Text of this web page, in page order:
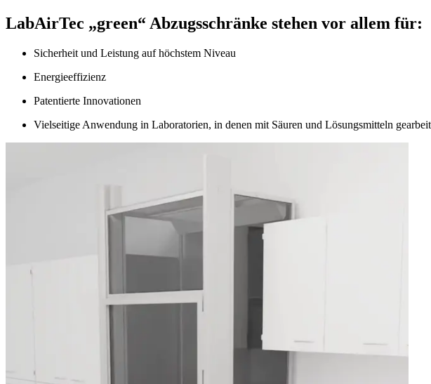
LabAirTec „green“ Abzugsschränke stehen vor allem für:
Sicherheit und Leistung auf höchstem Niveau
Energieeffizienz
Patentierte Innovationen
Vielseitige Anwendung in Laboratorien, in denen mit Säuren und Lösungsmitteln